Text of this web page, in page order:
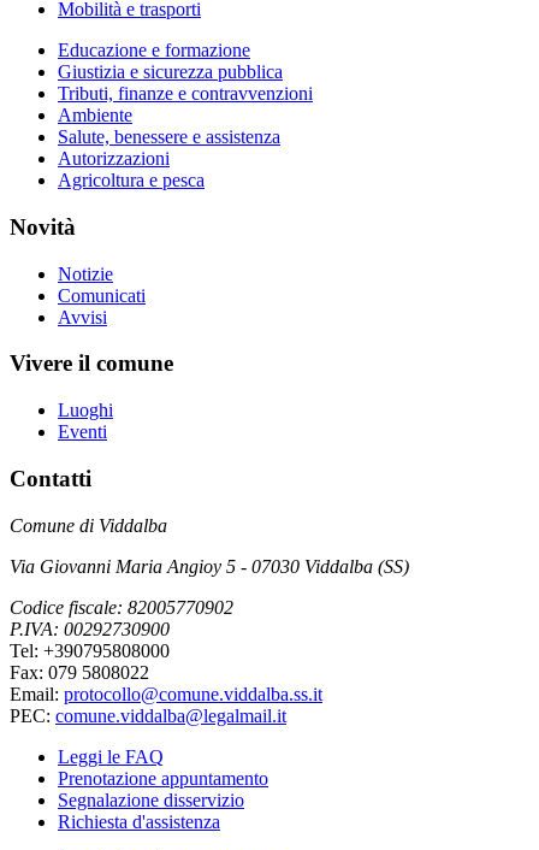
Mobilità e trasporti
Educazione e formazione
Giustizia e sicurezza pubblica
Tributi, finanze e contravvenzioni
Ambiente
Salute, benessere e assistenza
Autorizzazioni
Agricoltura e pesca
Novità
Notizie
Comunicati
Avvisi
Vivere il comune
Luoghi
Eventi
Contatti
Comune di Viddalba
Via Giovanni Maria Angioy 5 - 07030 Viddalba (SS)
Codice fiscale: 82005770902
P.IVA: 00292730900
Tel: +390795808000
Fax: 079 5808022
Email: protocollo@comune.viddalba.ss.it
PEC: comune.viddalba@legalmail.it
Leggi le FAQ
Prenotazione appuntamento
Segnalazione disservizio
Richiesta d'assistenza